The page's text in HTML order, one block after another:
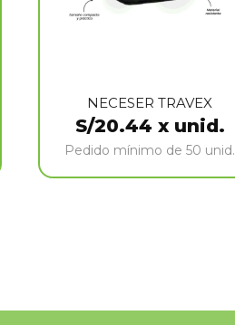
NECESER TRAVEX
S/20.44 x unid.
Pedido mínimo de 50 unid.